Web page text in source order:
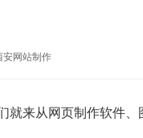
安网站制作
来从网页制作软件、